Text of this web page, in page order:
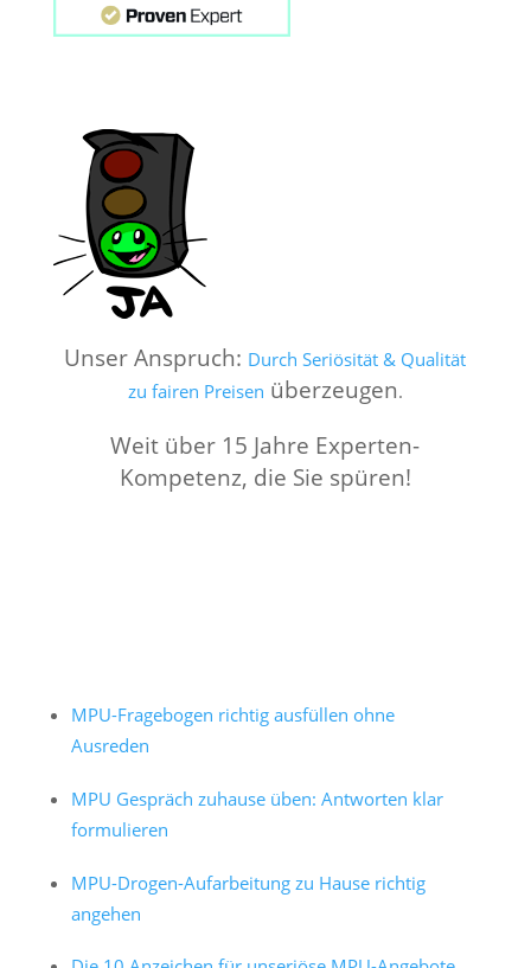
Unser Anspruch: Durch Seriösität & Qualität
zu fairen Preisen überzeugen.
Weit über 15 Jahre Experten-
Kompetenz, die Sie spüren!
MPU-Fragebogen richtig ausfüllen ohne
Ausreden
MPU Gespräch zuhause üben: Antworten klar
formulieren
MPU-Drogen-Aufarbeitung zu Hause richtig
angehen